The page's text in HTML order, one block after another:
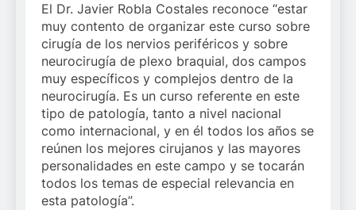
El Dr. Javier Robla Costales reconoce “estar
muy contento de organizar este curso sobre
cirugía de los nervios periféricos y sobre
neurocirugía de plexo braquial, dos campos
muy específicos y complejos dentro de la
neurocirugía. Es un curso referente en este
tipo de patología, tanto a nivel nacional
como internacional, y en él todos los años se
reúnen los mejores cirujanos y las mayores
personalidades en este campo y se tocarán
todos los temas de especial relevancia en
esta patología”.